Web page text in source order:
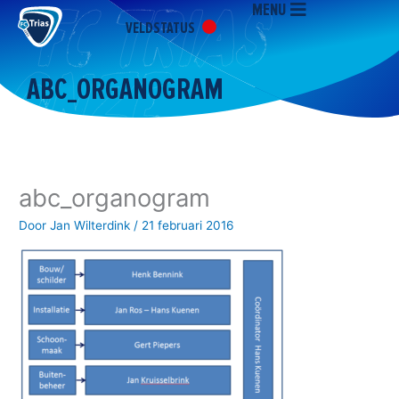
naar
inhoud
VELDSTATUS
MENU
ABC_ORGANOGRAM
abc_organogram
DoorJan Wilterdink / 21 februari 2016